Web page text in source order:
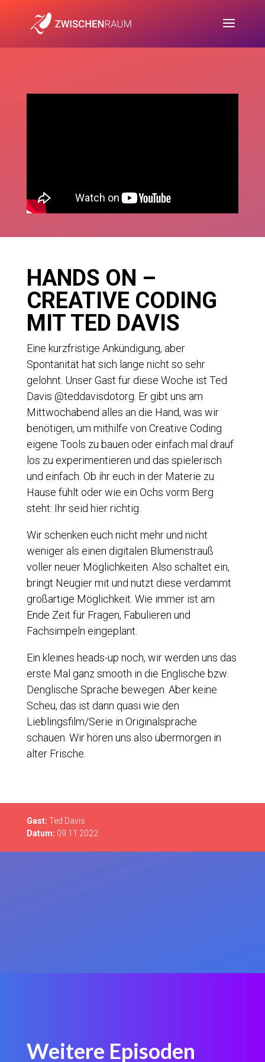
HANDS ON –
CREATIVE CODING
MIT TED DAVIS
Eine kurzfristige Ankündigung, aber
Spontanität hat sich lange nicht so sehr
gelohnt. Unser Gast für diese Woche ist Ted
Davis @teddavisdotorg. Er gibt uns am
Mittwochabend alles an die Hand, was wir
benötigen, um mithilfe von Creative Coding
eigene Tools zu bauen oder einfach mal drauf
los zu experimentieren und das spielerisch
und einfach. Ob ihr euch in der Materie zu
Hause fühlt oder wie ein Ochs vorm Berg
steht: Ihr seid hier richtig.
Wir schenken euch nicht mehr und nicht
weniger als einen digitalen Blumenstrauß
voller neuer Möglichkeiten. Also schaltet ein,
bringt Neugier mit und nutzt diese verdammt
großartige Möglichkeit. Wie immer ist am
Ende Zeit für Fragen, Fabulieren und
Fachsimpeln eingeplant.
Ein kleines heads-up noch, wir werden uns das
erste Mal ganz smooth in die Englische bzw.
Denglische Sprache bewegen. Aber keine
Scheu, das ist dann quasi wie den
Lieblingsfilm/Serie in Originalsprache
schauen. Wir hören uns also übermorgen in
alter Frische.
Gast: Ted Davis
Datum: 09.11.2022
Weitere Episoden